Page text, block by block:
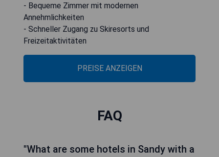
- Bequeme Zimmer mit modernen
Annehmlichkeiten
- Schneller Zugang zu Skiresorts und
Freizeitaktivitäten
PREISE ANZEIGEN
FAQ
"What are some hotels in Sandy with a